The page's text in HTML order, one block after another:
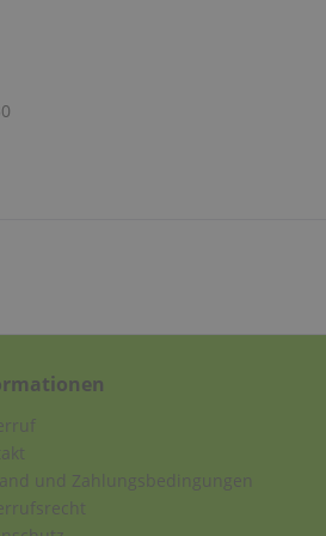
und Zahlungsbedingungen